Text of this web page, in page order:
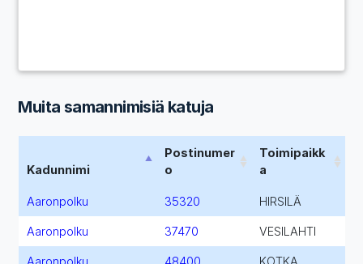
Muita samannimisiä katuja
Kadunnimi
Postinumer
o
Toimipaikk
a
Aaronpolku 35320 HIRSILÄ
Aaronpolku 37470 VESILAHTI